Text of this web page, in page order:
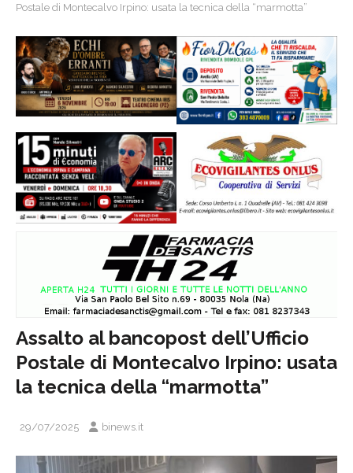
Postale di Montecalvo Irpino: usata la tecnica della “marmotta”
Assalto al bancopost dell’Ufficio
Postale di Montecalvo Irpino: usata
la tecnica della “marmotta”
29/07/2025 binews.it